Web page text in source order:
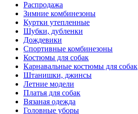
Распродажа
Зимние комбинезоны
Куртки утепленные
Шубки, дубленки
Дождевики
Спортивные комбинезоны
Костюмы для собак
Карнавальные костюмы для собак
Штанишки, джинсы
Летние модели
Платья для собак
Вязаная одежда
Головные уборы